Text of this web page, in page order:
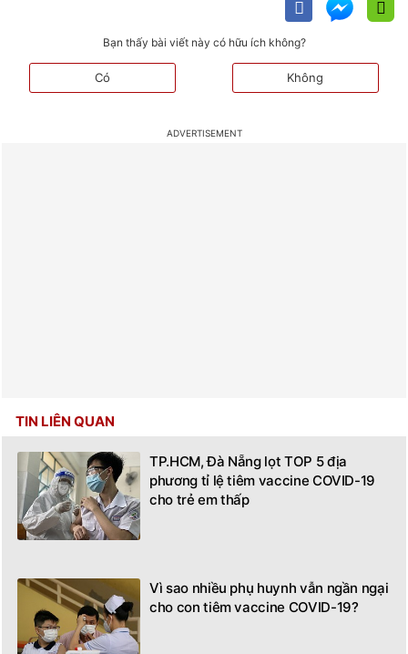
Bạn thấy bài viết này có hữu ích không?
Có Không
TIN LIÊN QUAN
TP.HCM, Đà Nẵng lọt TOP 5 địa
phương tỉ lệ tiêm vaccine COVID-19
cho trẻ em thấp
Vì sao nhiều phụ huynh vẫn ngần ngại
cho con tiêm vaccine COVID-19?